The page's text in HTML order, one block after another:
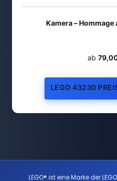
Kamera – Hommage
ab
LEGO 43230
LEGO® ist eine Marke der